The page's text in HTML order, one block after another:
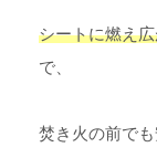
シートに燃え
で、
焚き火の前で